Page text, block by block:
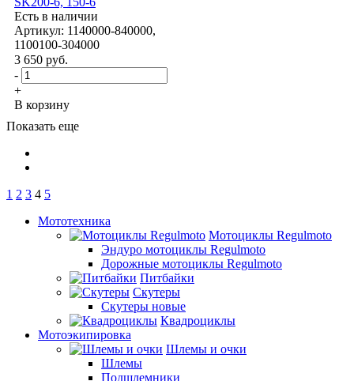
Есть в наличии
Артикул: 1140000-840000,
1100100-304000
3 650 руб.
-
+
В корзину
Показать еще
1 2 3 4 5
Мототехника
Мотоциклы Regulmoto
Эндуро мотоциклы Regulmoto
Дорожные мотоциклы Regulmoto
Питбайки
Скутеры
Скутеры новые
Квадроциклы
Мотоэкипировка
Шлемы и очки
Шлемы
Подшлемники